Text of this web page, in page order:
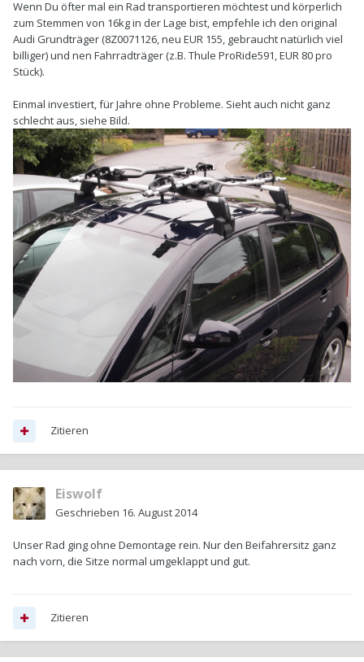
Wenn Du öfter mal ein Rad transportieren möchtest und körperlich
zum Stemmen von 16kg in der Lage bist, empfehle ich den original
Audi Grundträger (8Z0071126, neu EUR 155, gebraucht natürlich viel
billiger) und nen Fahrradträger (z.B. Thule ProRide591, EUR 80 pro
Stück).
Einmal investiert, für Jahre ohne Probleme. Sieht auch nicht ganz
schlecht aus, siehe Bild.
Zitieren
Eiswolf
Geschrieben 16. August 2014
Unser Rad ging ohne Demontage rein. Nur den Beifahrersitz ganz
nach vorn, die Sitze normal umgeklappt und gut.
Zitieren